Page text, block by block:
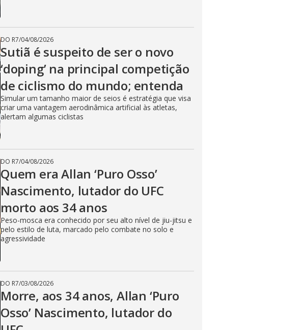
DO R7/04/08/2026
Sutiã é suspeito de ser o novo
‘doping’ na principal competição
de ciclismo do mundo; entenda
Simular um tamanho maior de seios é estratégia que visa
criar uma vantagem aerodinâmica artificial às atletas,
alertam algumas ciclistas
DO R7/04/08/2026
Quem era Allan ‘Puro Osso’
Nascimento, lutador do UFC
morto aos 34 anos
Peso-mosca era conhecido por seu alto nível de jiu-jitsu e
pelo estilo de luta, marcado pelo combate no solo e
agressividade
DO R7/03/08/2026
Morre, aos 34 anos, Allan ‘Puro
Osso’ Nascimento, lutador do